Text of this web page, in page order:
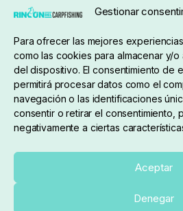
Gestionar
Para ofrecer las mejores
como las cookies para almacenar y/
del dispositivo. El consentimiento de
permitirá procesar datos como el
navegación o las identificaciones
consentir o retirar el consentimiento,
negativamente a ciertas
Aceptar
Denegar
Sobre nosotros